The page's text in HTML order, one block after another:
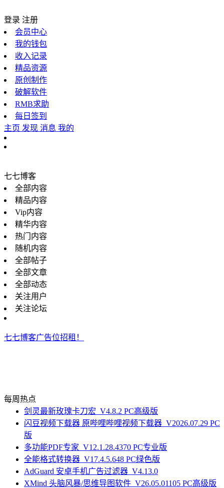
登录 注册
会员中心
我的钱包
收入记录
精品资源
原创制作
破解软件
RMB求助
每日签到
主页 发现 消息 我的
七七博客
全部内容
精品内容
Vip内容
精华内容
热门内容
随机内容
全部帖子
全部文章
全部动态
关注用户
关注论坛
七七博客广告位招租！
每周热点
剑灵最新玫瑰卡刀宏_V4.8.2 PC高级版
闪豆视频下载器 原哔哩哔哩视频下载器_V2026.07.29 PC
版
多功能PDF专家_V12.1.28.4370 PC专业版
全能格式转换器_V17.4.5.648 PC绿色版
AdGuard 安卓手机广告过滤器_V4.13.0
XMind 头脑风暴/思维导图软件_V26.05.01105 PC高级版